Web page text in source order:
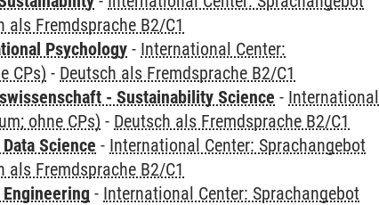
als Fremdsprache B2/C1
Psychology - International Center:
CPs) - Deutsch als Fremdsprache B2/C1
- Sustainability Science - International
ohne CPs) - Deutsch als Fremdsprache B2/C1
Science - International Center: Sprachangebot
als Fremdsprache B2/C1
- International Center: Sprachangebot